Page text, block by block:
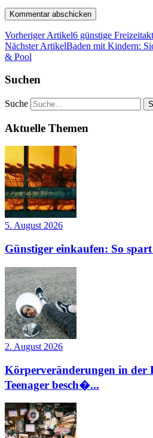
Vorheriger Artikel6 günstige
Nächster ArtikelBaden mit Kindern:
& Pool
Suchen
Suche
Aktuelle Themen
5. August 2026
Günstiger einkaufen: So
2. August 2026
Körperveränderungen in der
Teenager besch�...